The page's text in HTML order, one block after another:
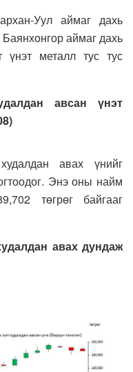
Уул аймаг дахь
аймаг дахь
үнэт металл тус тус
авсан үнэт
авах үнийг
Энэ оны найм
төгрөг байгааг
авах дундаж